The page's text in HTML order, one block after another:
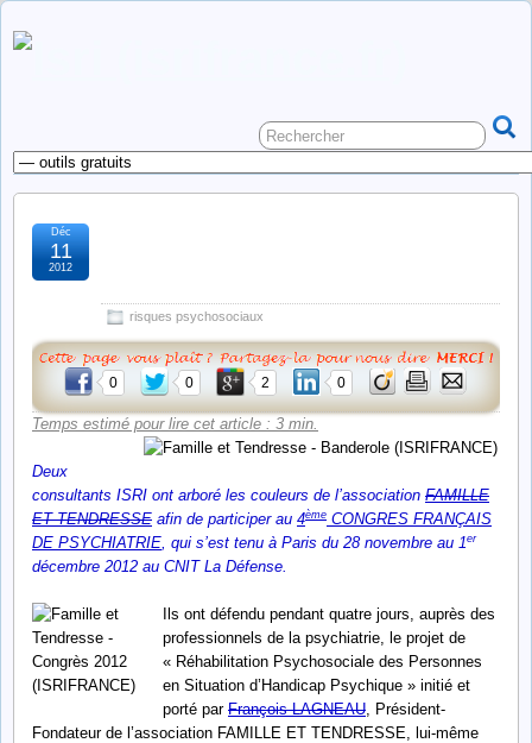
risques psychosociaux
Déc
11
2012
0 0 2 0
Temps estimé pour lire cet article : 3 min.
Deux
consultants ISRI ont arboré les couleurs de l’association FAMILLE
ET TENDRESSE afin de participer au 4ème CONGRES FRANÇAIS
DE PSYCHIATRIE, qui s’est tenu à Paris du 28 novembre au 1er
décembre 2012 au CNIT La Défense.
Ils ont défendu pendant quatre jours, auprès des
professionnels de la psychiatrie, le projet de
« Réhabilitation Psychosociale des Personnes
en Situation d’Handicap Psychique » initié et
porté par François LAGNEAU , Président-
Fondateur de l’association FAMILLE ET TENDRESSE, lui-même